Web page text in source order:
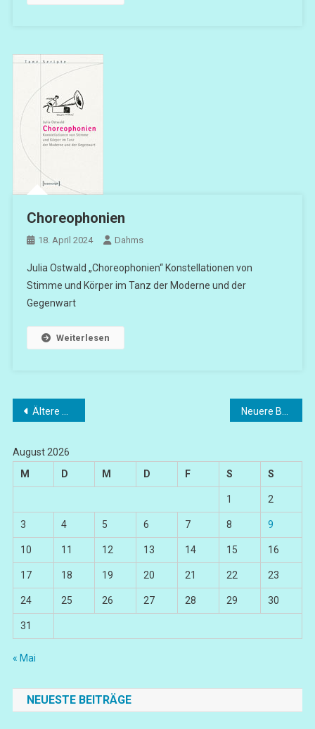
Choreophonien
18. April 2024 Dahms
Julia Ostwald „Choreophonien“ Konstellationen von
Stimme und Körper im Tanz der Moderne und der
Gegenwart
Weiterlesen
Beitragsnavigation
Ältere Beiträge
August 2026
M
D M D F S S
1 2
3 4 5 6 7 8 9
10 11 12 13 14 15 16
17 18 19 20 21 22 23
24 25 26 27 28 29 30
31
« Mai
NEUESTE BEITRÄGE